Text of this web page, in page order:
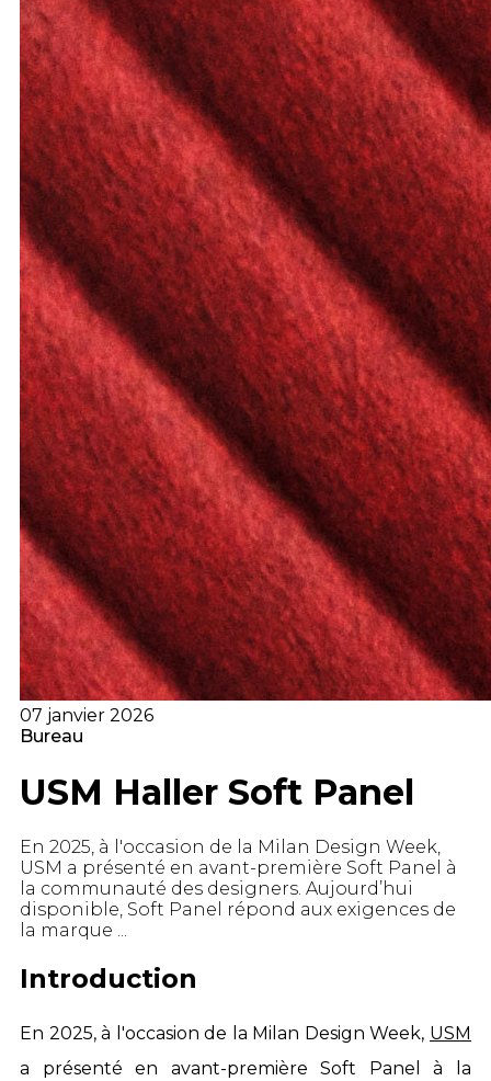
07 janvier 2026
Bureau
USM Haller Soft Panel
En 2025, à l'occasion de la Milan Design Week,
USM a présenté en avant-première Soft Panel à
la communauté des designers. Aujourd’hui
disponible, Soft Panel répond aux exigences de
la marque ...
Introduction
En 2025, à l'occasion de la Milan Design Week, USM
a présenté en avant-première Soft Panel à la